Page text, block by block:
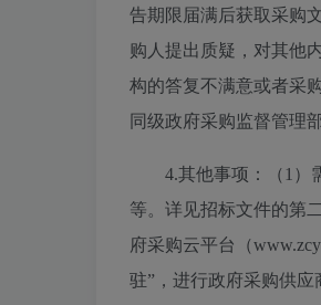
告期限届满后获取采购
购人提出质疑，对其他
构的答复不满意或者采
同级政府采购监督管理
4.其他事项：
（1
等。详见招标文件的第
府采购云平台（
驻”，进行政府采购供